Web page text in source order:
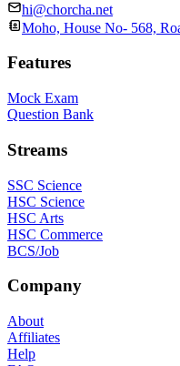
hi@chorcha.net
Moho, House No- 568,
Features
Mock Exam
Question Bank
Streams
SSC Science
HSC Science
HSC Arts
HSC Commerce
BCS/Job
Company
About
Affiliates
Help